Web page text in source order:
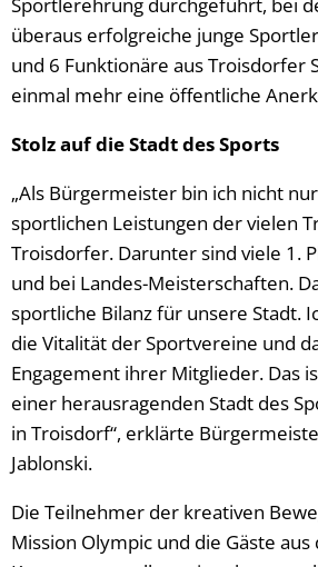
überaus erfolgreiche junge
und 6 Funktionäre aus Troisdorfer
einmal mehr eine öffentliche
Stolz auf die Stadt des Sports
„Als Bürgermeister bin ich nicht
sportlichen Leistungen der vielen
Troisdorfer. Darunter sind viele 1.
und bei Landes-Meisterschaften.
sportliche Bilanz für unsere Stadt.
die Vitalität der Sportvereine und
Engagement ihrer Mitglieder. Das
einer herausragenden Stadt des
in Troisdorf“, erklärte
Jablonski.
Die Teilnehmer der kreativen
Mission Olympic und die Gäste